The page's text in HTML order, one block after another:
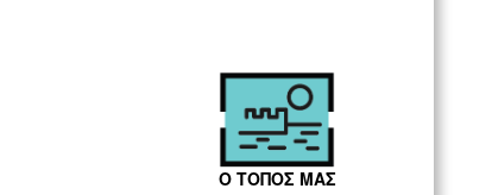
Ο ΤΟΠΟΣ ΜΑΣ